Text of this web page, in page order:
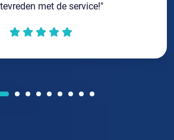
met de service!"